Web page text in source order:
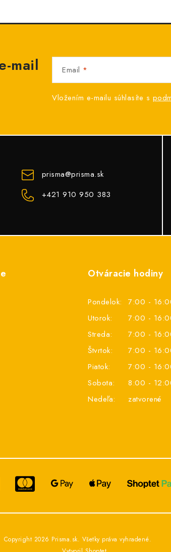
mail Email
Vložením e-mailu súhlasíte s
prisma@prisma.sk
+421 910 950 383
Otváracie hodiny
Pondelok:
7:00 -
Utorok:
7:00 -
Streda:
7:00 -
Štvrtok:
7:00 -
Piatok:
7:00 -
Sobota:
8:00 -
Nedeľa:
zatvorené
Copyright 2026 Prisma.sk. Všetky práva vyhradené.